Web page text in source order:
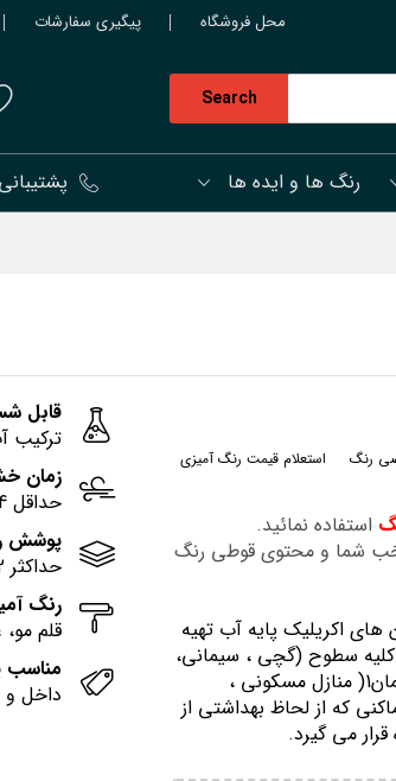
محل فروشگاه پیگیری سفارشات
Search
رنگ ها و ایده ها
استعلام قیمت رنگ آمیزی رنگ
استفاده نمائید.
شما و محتوی قوطی رنگ
هاي اكريليك پايه آب تهيه
کلیه سطوح (گچی ، سیمانی،
آجری، آردواز و چوبی ) داخل و خارج ساختمان1( منازل مسكوني ،
كه از لحاظ بهداشتي از
می گیرد.
قابل
ترکیب
زمان
حداقل 4 تا 6 ساعت
پوشش
حداکثر 12 متر مکعب در لیتر
رنگ
قلم
مناسب
داخل و